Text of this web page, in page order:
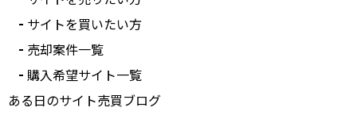
サイトを買いたい方
売却案件一覧
購入希望サイト一覧
ある日のサイト売買ブログ